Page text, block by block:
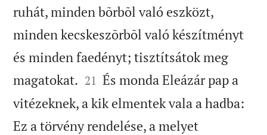
ruhát, minden bõrbõl való eszközt,
minden kecskeszõrbõl való készítményt
és minden faedényt; tisztítsátok meg
magatokat. 

21 És monda Eleázár pap a
vitézeknek, a kik elmentek vala a hadba:
Ez a törvény rendelése, a melyet